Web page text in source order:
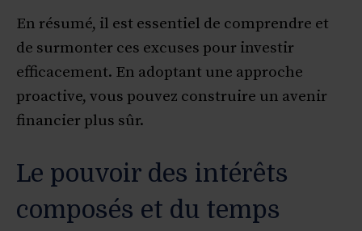
En résumé, il est essentiel de comprendre et
de surmonter ces excuses pour investir
efficacement. En adoptant une approche
proactive, vous pouvez construire un avenir
financier plus sûr.
Le pouvoir des intérêts
composés et du temps